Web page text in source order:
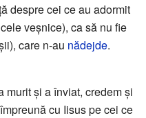
despre cei ce au adormit
veşnice), ca să nu fie
care n-au nădejde.
murit şi a înviat, credem şi
cu Iisus pe cei ce